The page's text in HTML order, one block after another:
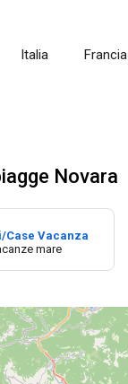
Italia Francia
Novara
Case Vacanza
mare